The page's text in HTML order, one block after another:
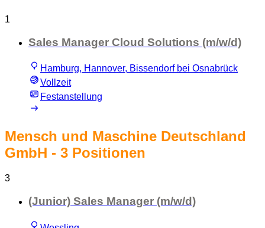
1
Sales Manager Cloud Solutions (m/w/d)
Hamburg, Hannover, Bissendorf bei Osnabrück
Vollzeit
Festanstellung
Mensch und Maschine Deutschland
GmbH - 3 Positionen
3
(Junior) Sales Manager (m/w/d)